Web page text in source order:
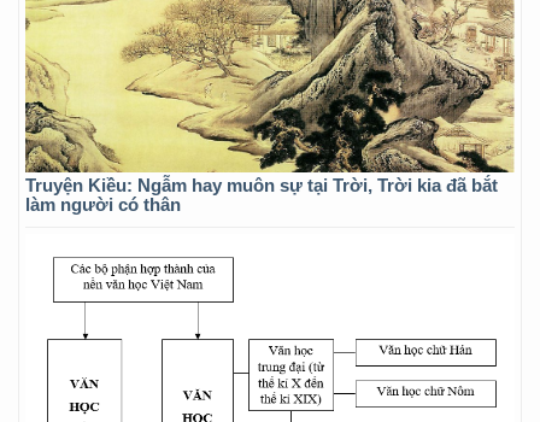
Truyện Kiều: Ngẫm hay muôn sự tại Trời, Trời kia đã bắt
làm người có thân